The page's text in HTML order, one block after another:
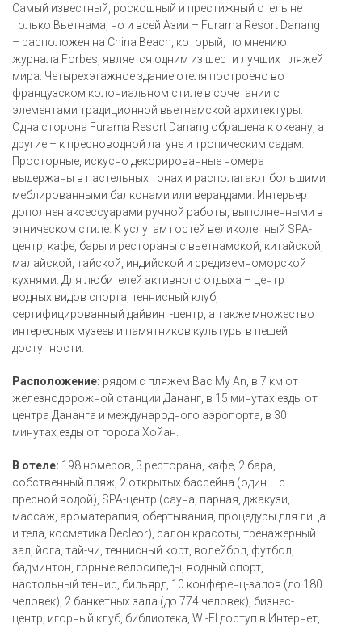
Самый известный, роскошный и престижный отель не
только Вьетнама, но и всей Азии – Furama Resort Danang
– расположен на China Beach, который, по мнению
журнала Forbes, является одним из шести лучших пляжей
мира. Четырехэтажное здание отеля построено во
французском колониальном стиле в сочетании с
элементами традиционной вьетнамской архитектуры.
Одна сторона Furama Resort Danang обращена к океану, а
другие – к пресноводной лагуне и тропическим садам.
Просторные, искусно декорированные номера
выдержаны в пастельных тонах и располагают большими
меблированными балконами или верандами. Интерьер
дополнен аксессуарами ручной работы, выполненными в
этническом стиле. К услугам гостей великолепный SPA-
центр, кафе, бары и рестораны с вьетнамской, китайской,
малайской, тайской, индийской и средиземноморской
кухнями. Для любителей активного отдыха – центр
водных видов спорта, теннисный клуб,
сертифицированный дайвинг-центр, а также множество
интересных музеев и памятников культуры в пешей
доступности.
Расположение: рядом с пляжем Bac My An, в 7 км от
железнодорожной станции Дананг, в 15 минутах езды от
центра Дананга и международного аэропорта, в 30
минутах езды от города Хойан.
В отеле: 198 номеров, 3 ресторана, кафе, 2 бара,
собственный пляж, 2 открытых бассейна (один – с
пресной водой), SPA-центр (сауна, парная, джакузи,
массаж, ароматерапия, обертывания, процедуры для лица
и тела, косметика Decleor), салон красоты, тренажерный
зал, йога, тай-чи, теннисный корт, волейбол, футбол,
бадминтон, горные велосипеды, водный спорт,
настольный теннис, бильярд, 10 конференц-залов (до 180
человек), 2 банкетных зала (до 774 человек), бизнес-
центр, игорный клуб, библиотека, WI-FI доступ в Интернет,